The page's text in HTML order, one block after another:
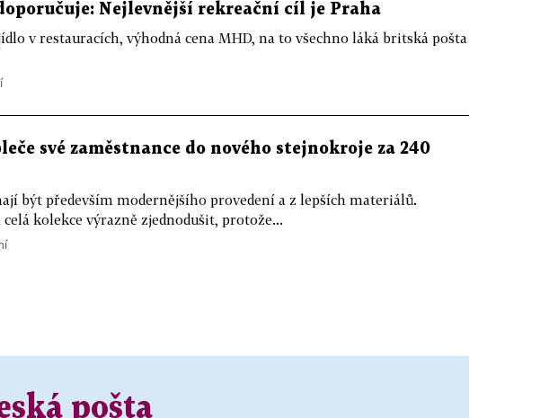
Nejlevnější rekreační cíl je Praha
v restauracích, výhodná cena MHD, na to všechno láká britská pošta
své zaměstnance do nového stejnokroje za 240
být především modernějšího provedení a z lepších materiálů.
celá kolekce výrazně zjednodušit, protože...
pošta